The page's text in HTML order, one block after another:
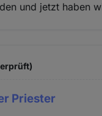
und jetzt haben
Priester